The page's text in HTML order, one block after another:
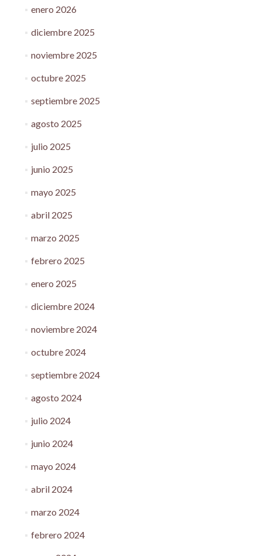
enero 2026
diciembre 2025
noviembre 2025
octubre 2025
septiembre 2025
agosto 2025
julio 2025
junio 2025
mayo 2025
abril 2025
marzo 2025
febrero 2025
enero 2025
diciembre 2024
noviembre 2024
octubre 2024
septiembre 2024
agosto 2024
julio 2024
junio 2024
mayo 2024
abril 2024
marzo 2024
febrero 2024